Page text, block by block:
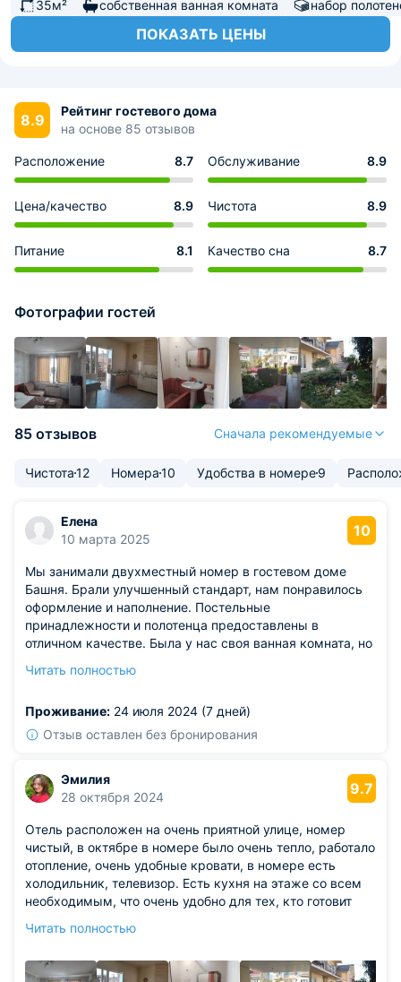
35м² собственная ванная комната набор
ПОКАЗАТЬ ЦЕНЫ
8.9
Рейтинг гостевого дома
на основе 85 отзывов
Расположение 8.7 Обслуживание 8.9
Цена/качество 8.9 Чистота 8.9
Питание 8.1 Качество сна 8.7
Фотографии гостей
85 отзывов Сначала рекомендуемые
Чистота12 Номера10 Удобства в номере9
Елена
10 марта 2025
10
Мы занимали двухместный номер в гостевом доме
Башня. Брали улучшенный стандарт, нам понравилось
оформление и наполнение. Постельные
принадлежности и полотенца предоставлены в
отличном качестве. Была у нас своя ванная комната, но
улице есть зона отдыха, мангал, где можно жарить
здесь гарантированы.
Читать полностью
Проживание: 24 июля 2024 (7 дней)
Отзыв оставлен без бронирования
Эмилия
28 октября 2024
9.7
Отель расположен на очень приятной улице, номер
чистый, в октябре в номере было очень тепло, работало
отопление, очень удобные кровати, в номере есть
холодильник, телевизор. Есть кухня на этаже со всем
необходимым, что очень удобно для тех, кто готовит
Из недостатков: необходимо учесть, что 2 корпус отеля
вариант был не хуже и расположен совсем рядом от
Читать полностью